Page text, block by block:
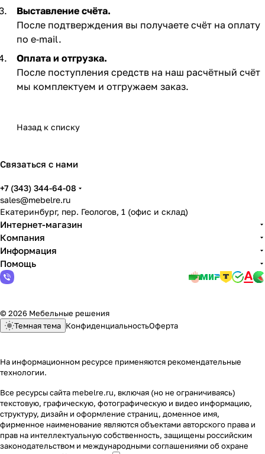
Выставление счёта.
После подтверждения вы получаете счёт на оплату
по e‑mail. ​
Оплата и отгрузка.
После поступления средств на наш расчётный счёт
мы комплектуем и отгружаем заказ.​
Назад к списку
Связаться с нами
+7 (343) 344-64-08
sales@mebelre.ru
Екатеринбург, пер. Геологов, 1 (офис и склад)
Интернет-магазин
Компания
Информация
Помощь
© 2026 Мебельные решения
Темная тема КонфиденциальностьОферта
На информационном ресурсе применяются рекомендательные
технологии.
Все ресурсы сайта mebelre.ru, включая (но не ограничиваясь)
текстовую, графическую, фотографическую и видео информацию,
структуру, дизайн и оформление страниц, доменное имя,
фирменное наименование являются объектами авторского права и
прав на интеллектуальную собственность, защищены российским
законодательством и международными соглашениями об охране